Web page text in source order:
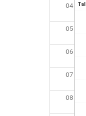
04
05
06
07
08